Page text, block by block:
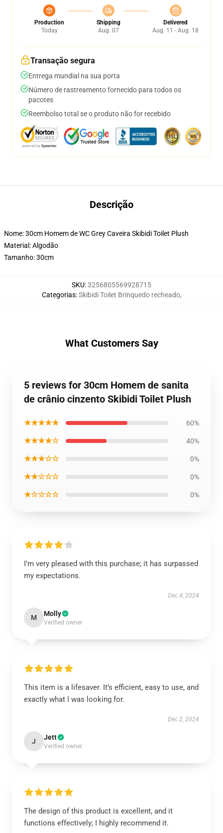
Production
Today
Shipping
Aug. 07
Delivered
Aug. 11 - Aug. 18
Transação segura
Entrega mundial na sua porta
Número de rastreamento fornecido para todos os
pacotes
Reembolso total se o produto não for recebido
Descrição
Nome: 30cm Homem de WC Grey Caveira Skibidi Toilet Plush
Material: Algodão
Tamanho: 30cm
SKU:3256805569928715
Categorias:Skibidi Toilet Brinquedo recheado,
What Customers Say
5 reviews for 30cm Homem de sanita
de crânio cinzento Skibidi Toilet Plush
★★★★★ 60%
★★★★☆ 40%
★★★☆☆ 0%
★★☆☆☆ 0%
★☆☆☆☆ 0%
I’m very pleased with this purchase; it has surpassed
my expectations.
Dec 4, 2024
M Molly
Verified owner
This item is a lifesaver. It’s efficient, easy to use, and
exactly what I was looking for.
Dec 2, 2024
J Jett
Verified owner
The design of this product is excellent, and it
functions effectively; I highly recommend it.